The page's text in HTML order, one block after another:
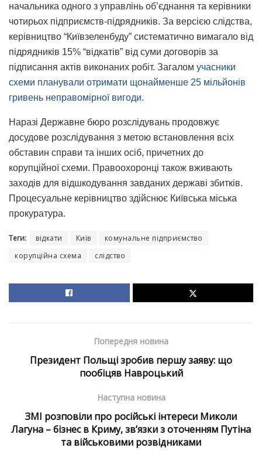
начальника одного з управлінь об’єднання та керівники
чотирьох підприємств-підрядників. За версією слідства,
керівництво “Київзеленбуду” систематично вимагало від
підрядників 15% “відкатів” від суми договорів за
підписання актів виконаних робіт. Загалом учасники
схеми планували отримати щонайменше 25 мільйонів
гривень неправомірної вигоди.
Наразі Державне бюро розслідувань продовжує
досудове розслідування з метою встановлення всіх
обставин справи та інших осіб, причетних до
корупційної схеми. Правоохоронці також вживають
заходів для відшкодування завданих державі збитків.
Процесуальне керівництво здійснює Київська міська
прокуратура.
Теги: відкати Київ
комунальне підприємство
корупційна схема
слідство
Попередня новина
Президент Польщі зробив першу заяву: що
пообіцяв Навроцький
Наступна новина
ЗМІ розповіли про російські інтереси Миколи
Лагуна – бізнес в Криму, звʼязки з оточенням Путіна
та військовими розвідниками